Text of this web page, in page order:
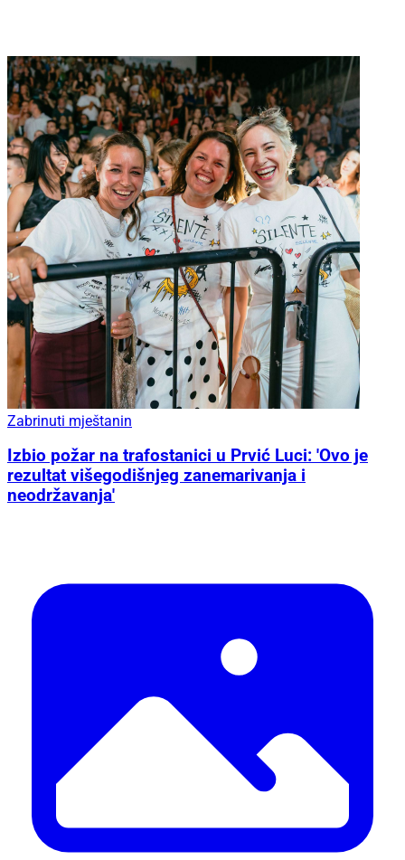
Zabrinuti mještanin
Izbio požar na trafostanici u Prvić Luci: 'Ovo je
rezultat višegodišnjeg zanemarivanja i
neodržavanja'